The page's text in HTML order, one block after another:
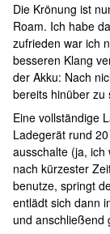
Die Krönung ist
Roam. Ich habe
zufrieden war ich
besseren Klang
der Akku: Nach
bereits hinüber zu
Eine vollständige
Ladegerät rund
ausschalte (ja, ich
nach kürzester
benutze, springt
entlädt sich dann
und anschließend